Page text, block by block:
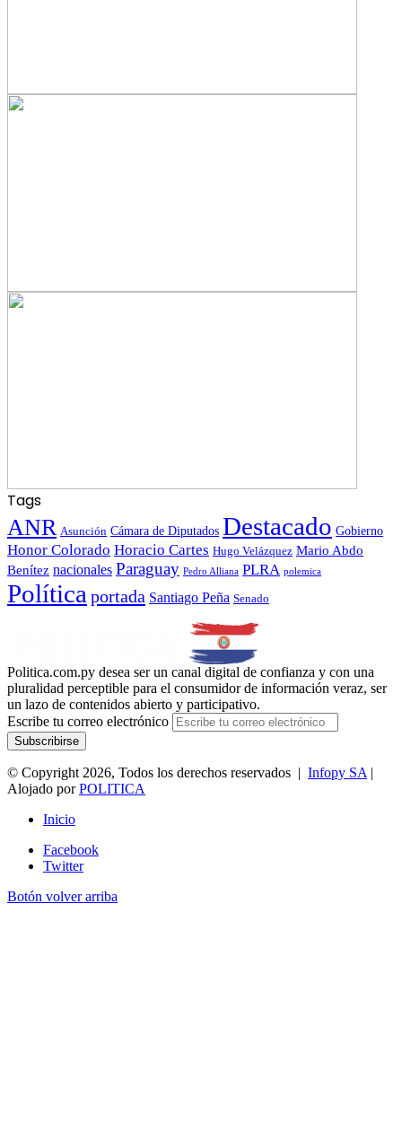
Tags
ANR Asunción Cámara de Diputados Destacado Gobierno
Honor Colorado Horacio Cartes Hugo Velázquez Mario Abdo
Benítez nacionales Paraguay Pedro Alliana PLRA polemica
Política portada Santiago Peña Senado
Politica.com.py desea ser un canal digital de confianza y con una
pluralidad perceptible para el consumidor de información veraz, ser
un lazo de contenidos abierto y participativo.
Escribe tu correo electrónico
© Copyright 2026, Todos los derechos reservados | Infopy SA |
Alojado porPOLITICA
Inicio
Facebook
Twitter
Botón volver arriba